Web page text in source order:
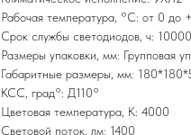
Рабочая температура, °С: от 0 до
Срок службы светодиодов, ч:
Размеры упаковки, мм: Групповая
Габаритные размеры, мм:
КСС, град°: Д110°
Цветовая температура, K: 4000
Световой поток, лм: 1400